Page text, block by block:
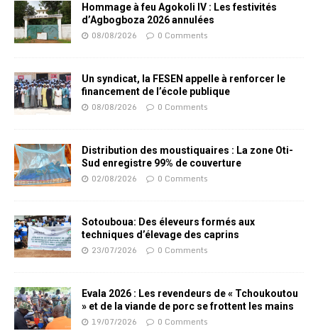
Hommage à feu Agokoli IV : Les festivités
d’Agbogboza 2026 annulées
08/08/2026 0 Comments
Un syndicat, la FESEN appelle à renforcer le
financement de l’école publique
08/08/2026 0 Comments
Distribution des moustiquaires : La zone Oti-
Sud enregistre 99% de couverture
02/08/2026 0 Comments
Sotouboua: Des éleveurs formés aux
techniques d’élevage des caprins
23/07/2026 0 Comments
Evala 2026 : Les revendeurs de « Tchoukoutou
» et de la viande de porc se frottent les mains
19/07/2026 0 Comments